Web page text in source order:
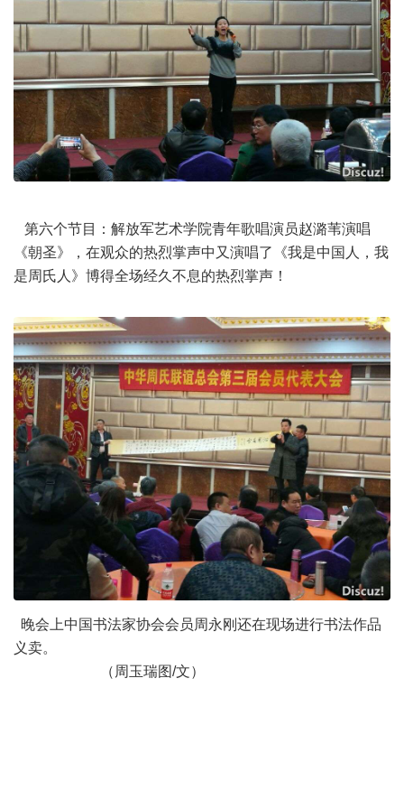
第六个节目：解放军艺术学院青年歌唱演员赵潞苇演唱
《朝圣》，在观众的热烈掌声中又演唱了《我是中国人，我
是周氏人》博得全场经久不息的热烈掌声！
晚会上中国书法家协会会员周永刚还在现场进行书法作品
义卖。
（周玉瑞图/文）